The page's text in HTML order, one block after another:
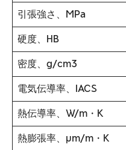
引張強さ、MPa
硬度、HB
密度、g/cm3
電気伝導率、IACS
熱伝導率、W/m・K
熱膨張率、µm/m・K